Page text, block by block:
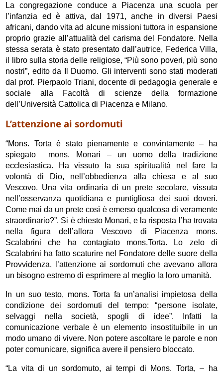
La congregazione conduce a Piacenza una scuola per
l’infanzia ed è attiva, dal 1971, anche in diversi Paesi
africani, dando vita ad alcune missioni tuttora in espansione
proprio grazie all’attualità del carisma del Fondatore. Nella
stessa serata è stato presentato dall’autrice, Federica Villa,
il libro sulla storia delle religiose, “Più sono poveri, più sono
nostri”, edito da Il Duomo. Gli interventi sono stati moderati
dal prof. Pierpaolo Triani, docente di pedagogia generale e
sociale alla Facoltà di scienze della formazione
dell’Università Cattolica di Piacenza e Milano.
L’attenzione ai sordomuti
“Mons. Torta è stato pienamente e convintamente – ha
spiegato mons. Monari – un uomo della tradizione
ecclesiastica. Ha vissuto la sua spiritualità nel fare la
volontà di Dio, nell’obbedienza alla chiesa e al suo
Vescovo. Una vita ordinaria di un prete secolare, vissuta
nell’osservanza quotidiana e puntigliosa dei suoi doveri.
Come mai da un prete così è emerso qualcosa di veramente
straordinario?”. Si è chiesto Monari, e la risposta l’ha trovata
nella figura dell’allora Vescovo di Piacenza mons.
Scalabrini che ha contagiato mons.Torta. Lo zelo di
Scalabrini ha fatto scaturire nel Fondatore delle suore della
Provvidenza, l’attenzione ai sordomuti che avevano allora
un bisogno estremo di esprimere al meglio la loro umanità.
In un suo testo, mons. Torta fa un’analisi impietosa della
condizione dei sordomuti del tempo: “persone isolate,
selvaggi nella società, spogli di idee”. Infatti la
comunicazione verbale è un elemento insostituibile in un
modo umano di vivere. Non potere ascoltare le parole e non
poter comunicare, significa avere il pensiero bloccato.
“La vita di un sordomuto, ai tempi di Mons. Torta, – ha